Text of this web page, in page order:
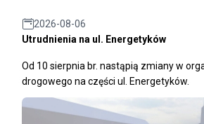
2026-08-06
Utrudnienia na ul. Energetyków
Od 10 sierpnia br. nastąpią zmiany w
drogowego na części ul. Energetyków.